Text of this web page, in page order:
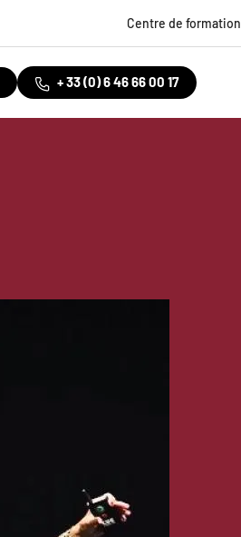
menu
Centre de formation
+ 33 (0) 6 46 66 00 17